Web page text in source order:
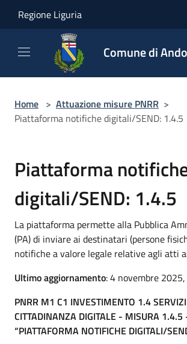
Regione Liguria
Comune di
Home > Attuazione misure PNRR >
Piattaforma notifiche digitali/SEND: 1.4.5
Piattaforma
digitali/SEND: 1.4.5
La piattaforma permette alla Pubblica
(PA) di inviare ai destinatari (persone
notifiche a valore legale relative agli atti
Ultimo aggiornamento: 4 novembre
PNRR M1 C1 INVESTIMENTO 1.4
CITTADINANZA DIGITALE - MISURA 1.4.5
“PIATTAFORMA NOTIFICHE DIGITALI/